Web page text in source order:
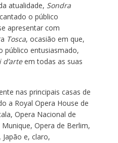
atualidade, Sondra
o público
apresentar com
Tosca, ocasião em que,
público entusiasmado,
d’arteem todas as suas
nas principais casas de
a Royal Opera House de
Opera Nacional de
Opera de Berlim,
e, claro,